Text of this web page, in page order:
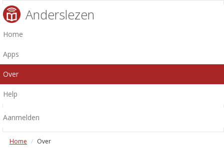
Anderslezen
Home
Apps
Over
Help
Aanmelden
Home Over